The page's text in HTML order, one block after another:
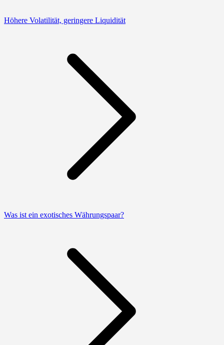
Höhere Volatilität, geringere Liquidität
Was ist ein exotisches Währungspaar?